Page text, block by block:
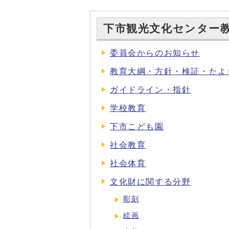
下市観光文化センター
委員会からのお知らせ
教育大綱・方針・検証・たよ
ガイドライン・指針
学校教育
下市こども園
社会教育
社会体育
文化財に関する分野
彫刻
絵画